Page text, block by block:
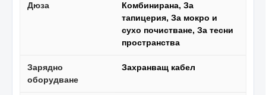
Дюза
Комбинирана, За
тапицерия, За мокро и
сухо почистване, За тесни
пространства
Зарядно
оборудване
Захранващ кабел